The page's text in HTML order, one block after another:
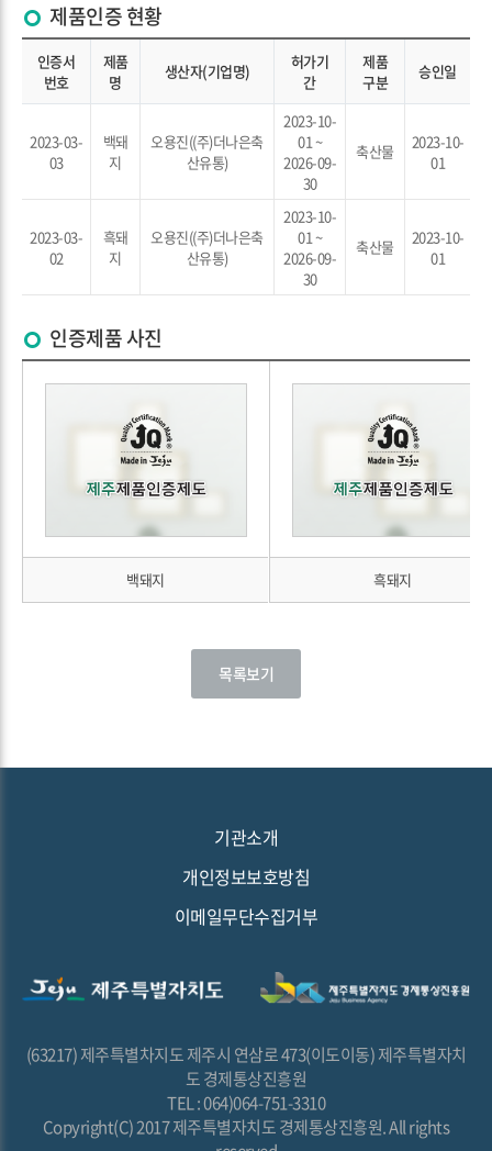
제품인증 현황
인증서
번호
제품
명
생산자(기업명)
허가기
간
제품
구분
승인일
2023-03-
03
백돼
지
오용진((주)더나은축
산유통)
2023-10-
01 ~
2026-09-
30
축산물
2023-10-
01
2023-03-
02
흑돼
지
오용진((주)더나은축
산유통)
2023-10-
01 ~
2026-09-
30
축산물
2023-10-
01
인증제품 사진
백돼지 흑돼지
목록보기
기관소개
개인정보보호방침
이메일무단수집거부
(63217) 제주특별차지도 제주시 연삼로 473(이도이동) 제주특별자치
도 경제통상진흥원
TEL : 064)064-751-3310
Copyright(C) 2017 제주특별자치도 경제통상진흥원. All rights